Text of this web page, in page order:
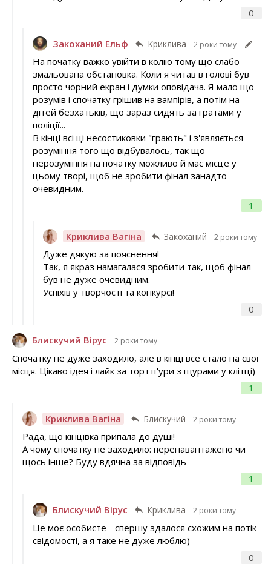
0
Закоханий Ельф Криклива 2 роки тому
1
На початку важко увійти в колію тому що слабо
змальована обстановка. Коли я читав в голові був
просто чорний екран і думки оповідача. Я мало що
розумів і спочатку грішив на вампірів, а потім на
дітей безхатьків, що зараз сидять за гратами у
поліції...
В кінці всі ці несостиковки "грають" і з'являється
розуміння того що відбувалось, так що
нерозуміння на початку можливо й має місце у
цьому творі, щоб не зробити фінал занадто
очевидним.
Криклива Вагіна Закоханий 2 роки тому
0
Дуже дякую за пояснення!
Так, я якраз намагалася зробити так, щоб фінал
був не дуже очевидним.
Успіхів у творчості та конкурсі!
Блискучий Вірус 2 роки тому
1
Спочатку не дуже заходило, але в кінці все стало на свої
місця. Цікаво ідея і лайк за торттґури з щурами у клітці)
Криклива Вагіна Блискучий 2 роки тому
1
Рада, що кінцівка припала до душі!
А чому спочатку не заходило: перенавантажено чи
щось інше? Буду вдячна за відповідь
Блискучий Вірус Криклива 2 роки тому
0
Це моє особисте - спершу здалося схожим на потік
свідомості, а я таке не дуже люблю)